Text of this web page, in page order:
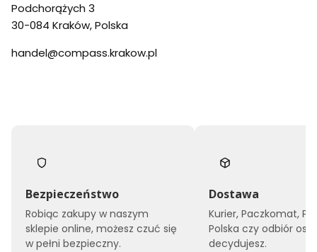
Podchorążych 3
30-084 Kraków, Polska
handel@compass.krakow.pl
Bezpieczeństwo
Robiąc zakupy w naszym
sklepie online, możesz czuć się
w pełni bezpieczny.
Dostawa
Kurier, Paczkomat,
Polska czy odbiór
decydujesz.